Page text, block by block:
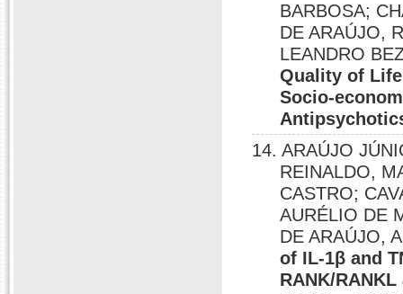
BARBOSA;
DE ARAÚJO,
LEANDRO
Quality of
Socio-
14. ARAÚJO
REINALDO,
CASTRO;
AURÉLIO DE
DE ARAÚJO,
of IL-1β and
RANK/